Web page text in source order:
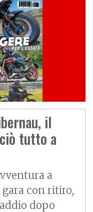
il
tutto a
a
gara con ritiro,
dopo